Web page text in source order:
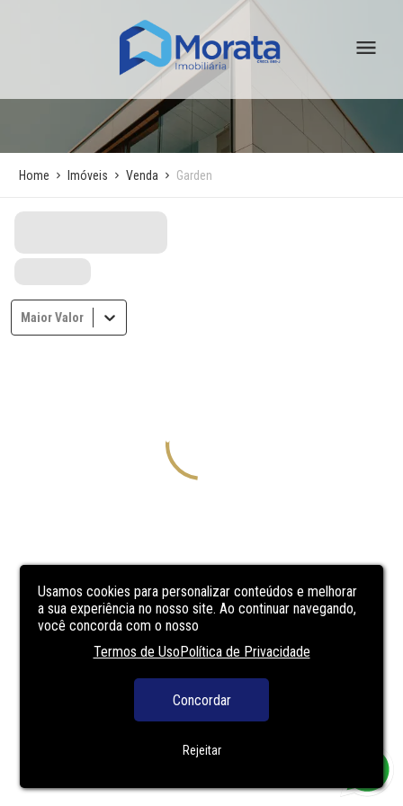
Usamos cookies para personalizar conteúdos e melhorar
a sua experiência no nosso site. Ao continuar navegando,
você concorda com o nosso
Termos de UsoPolítica de Privacidade
Concordar
Rejeitar
Home Imóveis Venda Garden
Maior Valor